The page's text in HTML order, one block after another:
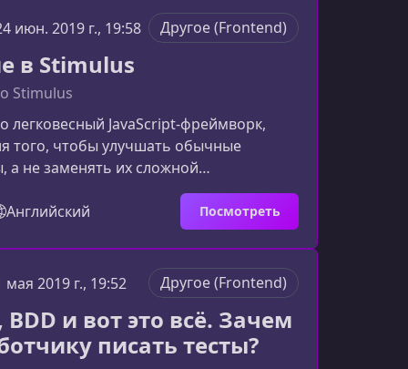
сочетает глубокое содержание,
и практику, ориентированную
преи
июн. 2019 г., 19:58 Другое (Frontend)
в Stimulus
Stimulus
легковесный JavaScript‑фреймворк,
того, чтобы улучшать обычные
а не заменять их сложной
Если вам нужно немного
без громоздкости современных
Stimulus станет идеальным
Этот курс поможет вам быстро
и применить их в реальных
такое Stimulus и зачем он нуженStimulus
расширения возможностей вашего
Английский Посмотреть
мая 2019 г., 19:52 Другое (Frontend)
BDD и вот это всё. Зачем
писать тесты?